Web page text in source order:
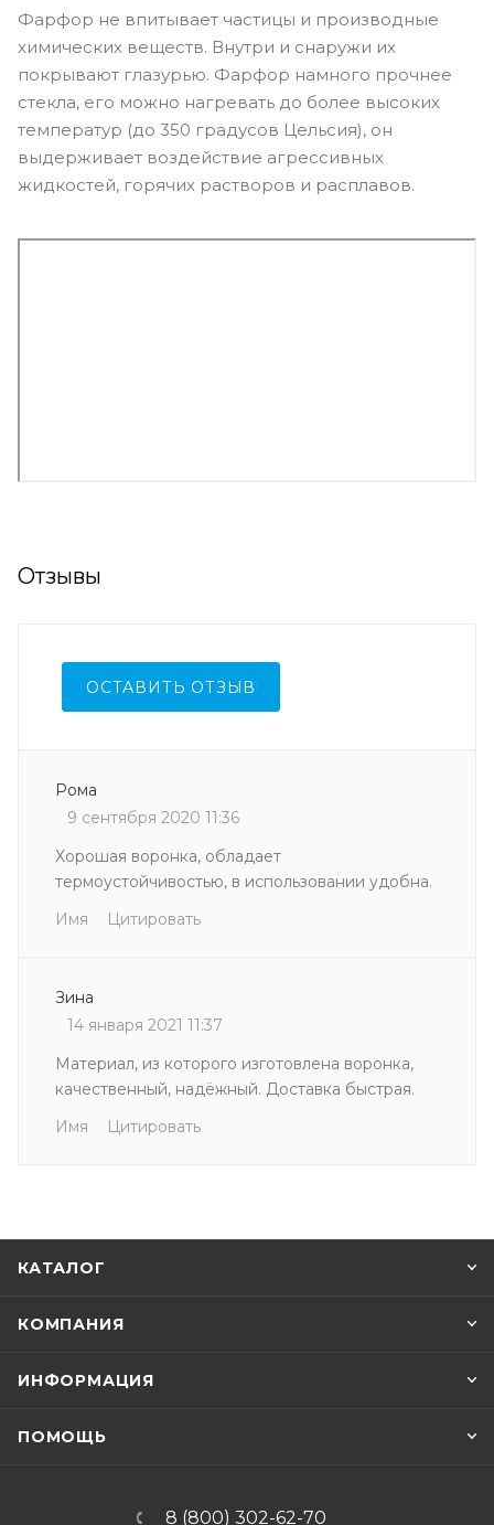
Фарфор не впитывает частицы и производные
химических веществ. Внутри и снаружи их
покрывают глазурью. Фарфор намного прочнее
стекла, его можно нагревать до более высоких
температур (до 350 градусов Цельсия), он
выдерживает воздействие агрессивных
жидкостей, горячих растворов и расплавов.
Отзывы
ОСТАВИТЬ ОТЗЫВ
Рома
9 сентября 2020 11:36
Хорошая воронка, обладает
термоустойчивостью, в использовании удобна.
Имя
Цитировать
Зина
14 января 2021 11:37
Материал, из которого изготовлена воронка,
качественный, надёжный. Доставка быстрая.
Имя
Цитировать
КАТАЛОГ
КОМПАНИЯ
ИНФОРМАЦИЯ
ПОМОЩЬ
8 (800) 302-62-70